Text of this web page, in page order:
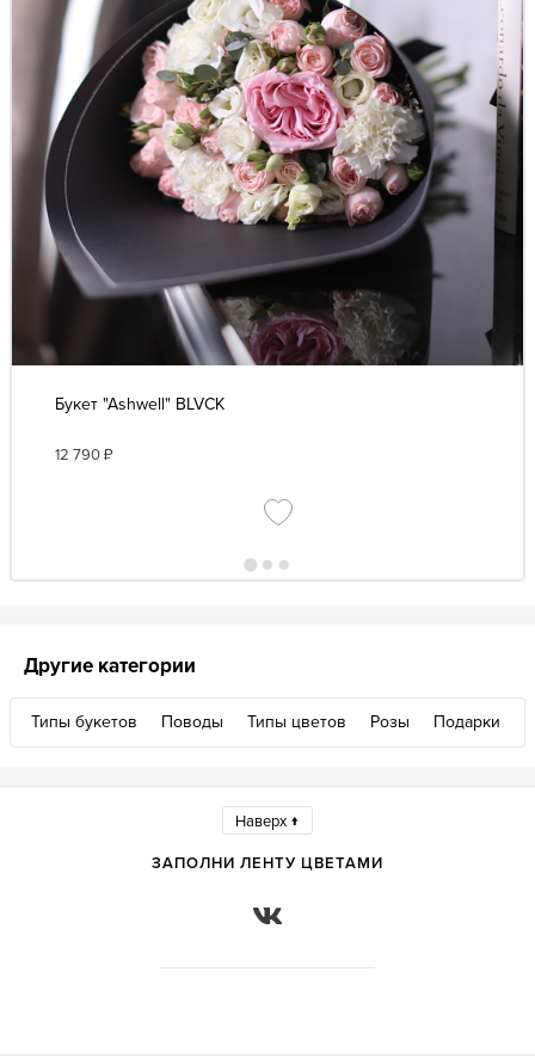
Букет "Ashwell" BLVCK
12 790₽
Другие категории
Типы букетов Поводы Типы цветов Розы Подарки
ЗАПОЛНИ ЛЕНТУ ЦВЕТАМИ
Наверх ↑